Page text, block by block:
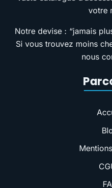
votre
Notre devise : “jamais
Si vous trouvez moins
nous